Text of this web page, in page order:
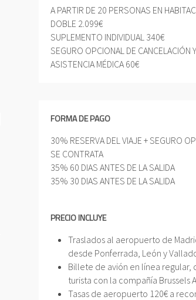
A PARTIR DE 20 PERSONAS EN
DOBLE 2.099€
SUPLEMENTO INDIVIDUAL 340€
SEGURO OPCIONAL DE CANCELACIÓN Y
ASISTENCIA MÉDICA 60€
FORMA DE PAGO
30% RESERVA DEL VIAJE + SEGURO
SE CONTRATA
35% 60 DIAS ANTES DE LA SALIDA
35% 30 DIAS ANTES DE LA SALIDA
PRECIO INCLUYE
Traslados al aeropuerto de
desde Ponferrada, León y
Billete de avión en línea regular,
turista con la compañía Brussels
Tasas de aeropuerto 120€ a